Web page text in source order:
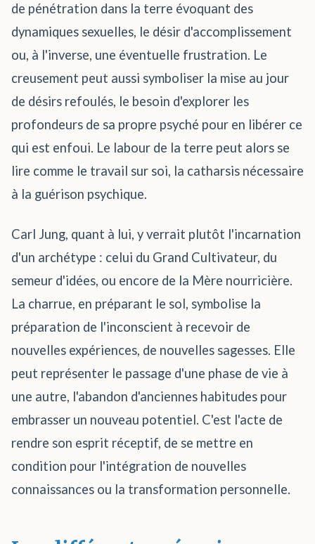
de pénétration dans la terre évoquant des
dynamiques sexuelles, le désir d'accomplissement
ou, à l'inverse, une éventuelle frustration. Le
creusement peut aussi symboliser la mise au jour
de désirs refoulés, le besoin d'explorer les
profondeurs de sa propre psyché pour en libérer ce
qui est enfoui. Le labour de la terre peut alors se
lire comme le travail sur soi, la catharsis nécessaire
à la guérison psychique.
Carl Jung, quant à lui, y verrait plutôt l'incarnation
d'un archétype : celui du Grand Cultivateur, du
semeur d'idées, ou encore de la Mère nourricière.
La charrue, en préparant le sol, symbolise la
préparation de l'inconscient à recevoir de
nouvelles expériences, de nouvelles sagesses. Elle
peut représenter le passage d'une phase de vie à
une autre, l'abandon d'anciennes habitudes pour
embrasser un nouveau potentiel. C'est l'acte de
rendre son esprit réceptif, de se mettre en
condition pour l'intégration de nouvelles
connaissances ou la transformation personnelle.